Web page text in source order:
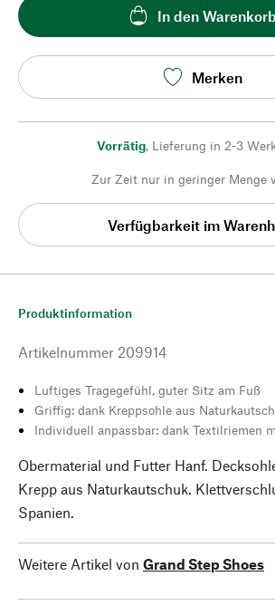
In den Warenkorb
Merken
Vorrätig, Lieferung in 2-3
Zur Zeit nur in geringer Menge
Verfügbarkeit im
Produktinformation
Artikelnummer 209914
Luftiges Tragegefühl, guter Sitz am Fuß
Griffig: dank Kreppsohle aus
Individuell anpassbar: dank Textilriemen
Obermaterial und Futter Hanf.
Krepp aus Naturkautschuk.
Spanien.
Weitere Artikel von Grand Step Shoes